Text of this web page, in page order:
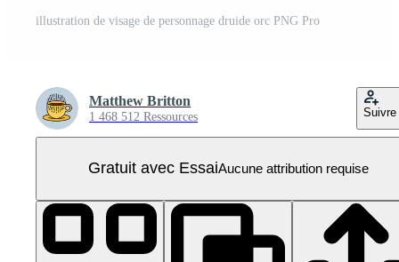
illustration de visage de personnage druide orc PNG Pro
Matthew Britton
1 468 512 Ressources Suivre
Gratuit avec EssaiAucune attribution requise